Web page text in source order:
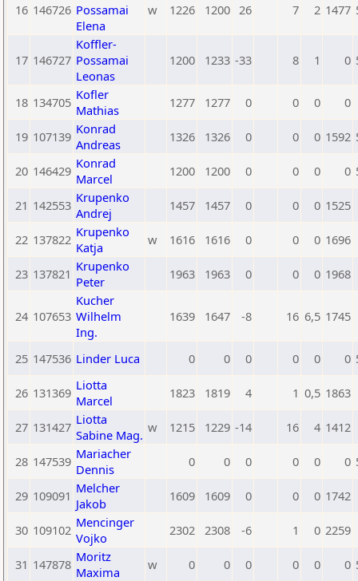
16 146726 Possamai
Elena
w 1226 1200 26 7 2 1477
17 146727
Koffler-
Possamai
Leonas
1200 1233 -33 8 1 0
18 134705 Kofler
Mathias
1277 1277 0 0 0 0
19 107139 Konrad
Andreas
1326 1326 0 0 0 1592
20 146429 Konrad
Marcel
1200 1200 0 0 0 0
21 142553 Krupenko
Andrej
1457 1457 0 0 0 1525
22 137822 Krupenko
Katja
w 1616 1616 0 0 0 1696
23 137821 Krupenko
Peter
1963 1963 0 0 0 1968
24 107653
Kucher
Wilhelm
Ing.
1639 1647 -8 16 6,5 1745
25 147536 Linder Luca 0 0 0 0 0 0
26 131369 Liotta
Marcel
1823 1819 4 1 0,5 1863
27 131427 Liotta
Sabine Mag. w 1215 1229 -14 16 4 1412
28 147539 Mariacher
Dennis
0 0 0 0 0 0
29 109091 Melcher
Jakob
1609 1609 0 0 0 1742
30 109102 Mencinger
Vojko
2302 2308 -6 1 0 2259
31 147878 Moritz
Maxima
w 0 0 0 0 0 0